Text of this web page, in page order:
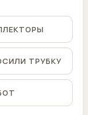
ТРУБКУ